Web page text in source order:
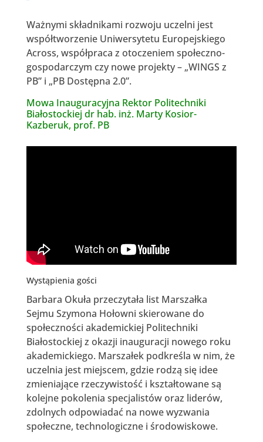
Ważnymi składnikami rozwoju uczelni jest
współtworzenie Uniwersytetu Europejskiego
Across, współpraca z otoczeniem społeczno-
gospodarczym czy nowe projekty – „WINGS z
PB” i „PB Dostępna 2.0”.
Mowa Inauguracyjna Rektor Politechniki
Białostockiej dr hab. inż. Marty Kosior-
Kazberuk, prof. PB
Wystąpienia gości
Barbara Okuła przeczytała list Marszałka
Sejmu Szymona Hołowni skierowane do
społeczności akademickiej Politechniki
Białostockiej z okazji inauguracji nowego roku
akademickiego. Marszałek podkreśla w nim, że
uczelnia jest miejscem, gdzie rodzą się idee
zmieniające rzeczywistość i kształtowane są
kolejne pokolenia specjalistów oraz liderów,
zdolnych odpowiadać na nowe wyzwania
społeczne, technologiczne i środowiskowe.